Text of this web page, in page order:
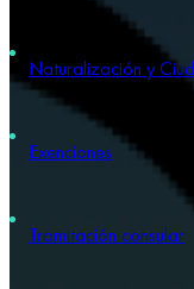
Naturalización y
Exenciones
Tramitación consular